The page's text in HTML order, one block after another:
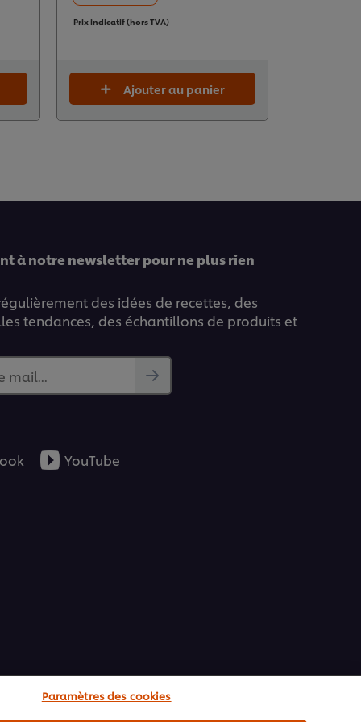
Prix indicatif (hors TVA)
Ajouter au panier
à notre newsletter pour ne plus rien
des idées de recettes, des
tendances, des échantillons de produits et
mail...
YouTube
Paramètres des cookies